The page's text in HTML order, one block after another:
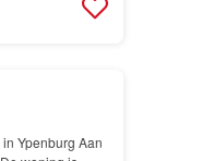
Ypenburg Aan